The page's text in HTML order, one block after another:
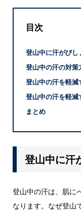
目次
登山中に汗がびし
登山中の汗の対策
登山中の汗を軽
登山中の汗を軽
まとめ
登山中に汗
登山中の汗は、肌に
なります。なぜ登山